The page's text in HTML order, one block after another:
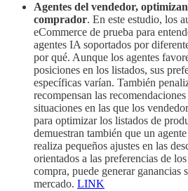
Agentes del vendedor,
comprador. En este estudio, los
eCommerce de prueba para
agentes IA soportados por
por qué. Aunque los agentes
posiciones en los listados, sus
específicas varían. También
recompensan las
situaciones en las que los
para optimizar los listados de
demuestran también que un
realiza pequeños ajustes en las
orientados a las preferencias de
compra, puede generar ganancias
mercado. LINK